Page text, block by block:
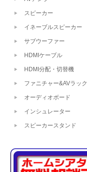
スピーカー
イネーブルスピーカー
サブウーファー
HDMIケーブル
HDMI分配・切替機
ファニチャー&AVラック
オーディオボード
インシュレーター
スピーカースタンド